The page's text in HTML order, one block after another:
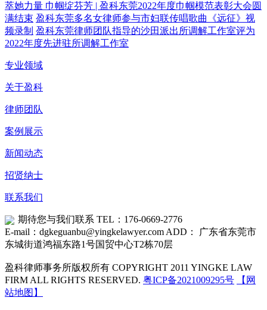
萃她力量 巾帼绽芬芳 | 盈科东莞2022年度巾帼模范表彰大会圆
满结束 盈科东莞多名女律师参与市妇联传唱歌曲《远征》视
频录制 盈科东莞律师团队指导的沙田派出所调解工作室评为
2022年度先进驻所调解工作室
专业领域
关于盈科
律师团队
案例展示
新闻动态
招贤纳士
联系我们
期待您与我们联系 TEL：176-0669-2776
E-mail：dgkeguanbu@yingkelawyer.com ADD： 广东省东莞市
东城街道鸿福东路1号国贸中心T2栋70层
盈科律师事务所版权所有 COPYRIGHT 2011 YINGKE LAW
FIRM ALL RIGHTS RESERVED. 粤ICP备2021009295号
【网
站地图】